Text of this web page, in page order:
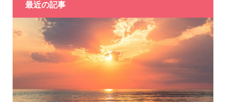
最近の記事